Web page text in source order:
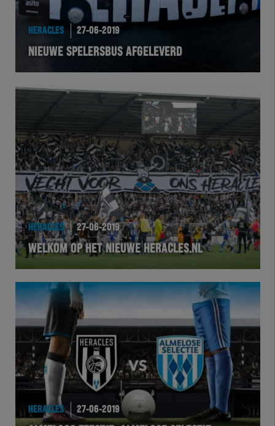
HERACLES 27-06-2019
NIEUWE SPELERSBUS AFGELEVERD
HERACLES 27-06-2019
WELKOM OP HET NIEUWE HERACLES.NL
HERACLES 27-06-2019